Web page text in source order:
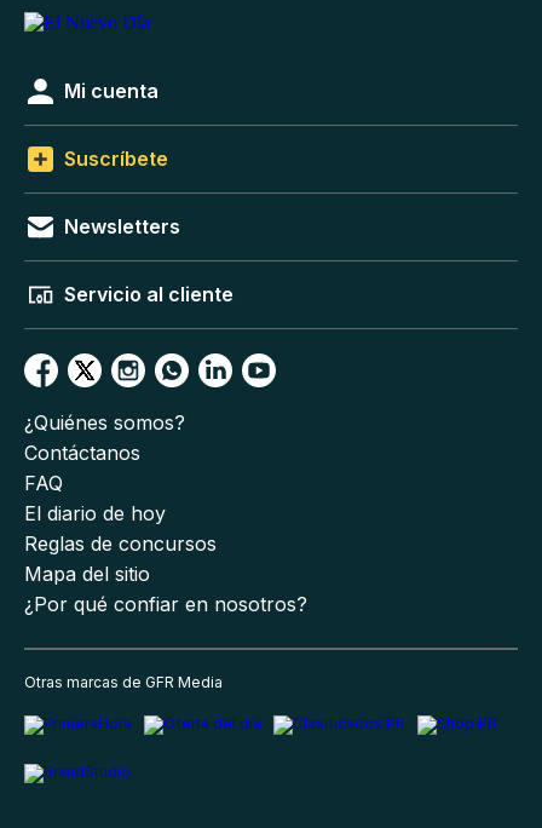
Mi cuenta
Suscríbete
Newsletters
Servicio al cliente
¿Quiénes somos?
Contáctanos
FAQ
El diario de hoy
Reglas de concursos
Mapa del sitio
¿Por qué confiar en nosotros?
Otras marcas de GFR Media